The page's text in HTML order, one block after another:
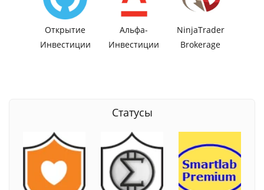
Открытие
Инвестиции
Альфа-
Инвестиции
NinjaTrader
Brokerage
Статусы